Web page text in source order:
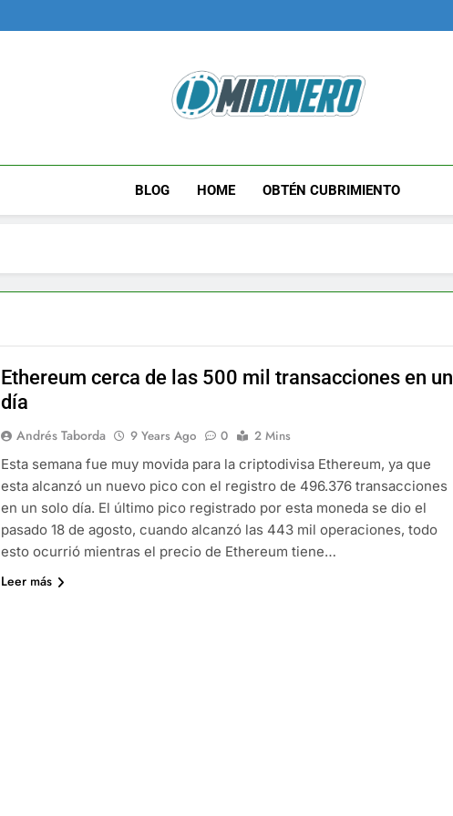
Midinero.co
BLOG HOME OBTÉN CUBRIMIENTO
Ethereum cerca de las 500 mil transacciones en un
día
Andrés Taborda 9 Years Ago 0
2 Mins
Esta semana fue muy movida para la criptodivisa Ethereum, ya que
esta alcanzó un nuevo pico con el registro de 496.376 transacciones
en un solo día. El último pico registrado por esta moneda se dio el
pasado 18 de agosto, cuando alcanzó las 443 mil operaciones, todo
esto ocurrió mientras el precio de Ethereum tiene…
Leer más